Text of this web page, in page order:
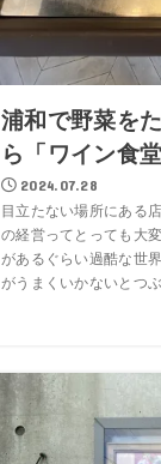
浦和で野菜を
ら「ワイン食
2024.07.28
目立たない場所にある
の経営ってとっても大
があるぐらい過酷な世
がうまくいかないとつ